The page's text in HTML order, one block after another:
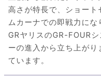
高さが特長で、ショー
ムカーナでの即戦力にな
GRヤリスのGR-FOUR
ーの進入から立ち上が
ています。